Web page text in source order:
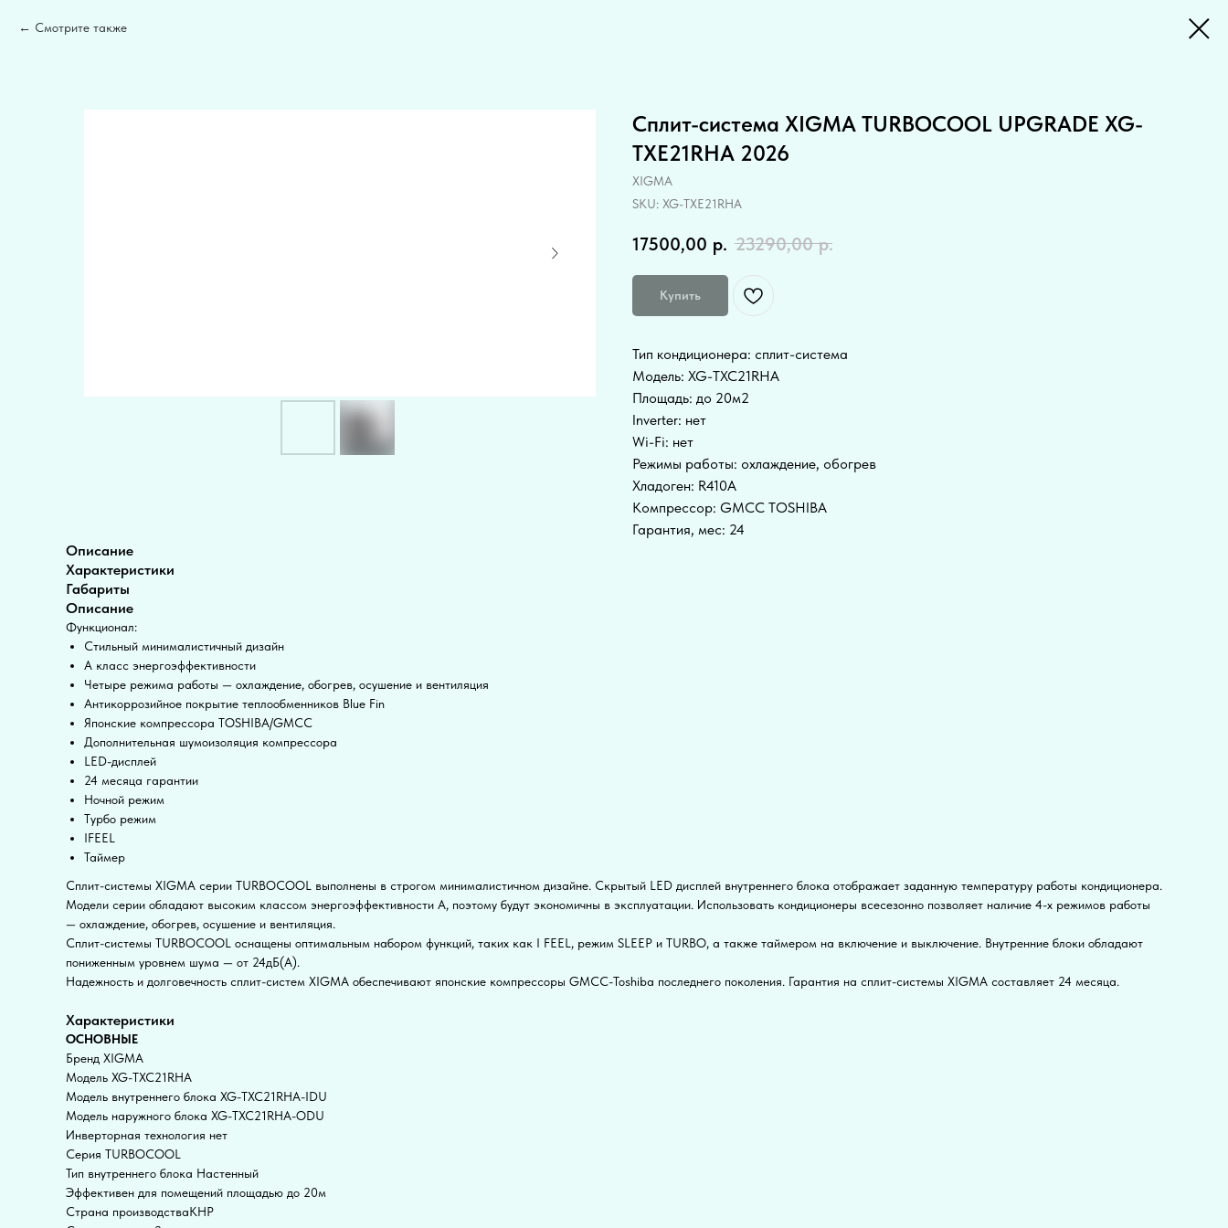
Смотрите также
Сплит-система XIGMA TURBOCOOL UPGRADE XG-
TXE21RHA 2026
XIGMA
SKU: XG-TXE21RHA
17500,00 р. 23290,00 р.
Купить
Тип кондиционера: сплит-система
Модель: XG-TXC21RHA
Площадь: до 20м2
Inverter: нет
Wi-Fi: нет
Режимы работы: охлаждение, обогрев
Хладоген: R410A
Компрессор: GMCC TOSHIBA
Гарантия, мес: 24
Описание
Характеристики
Габариты
Описание
Функционал:
Стильный минималистичный дизайн
А класс энергоэффективности
Четыре режима работы — охлаждение, обогрев, осушение и вентиляция
Антикоррозийное покрытие теплообменников Blue Fin
Японские компрессора TOSHIBA/GMCC
Дополнительная шумоизоляция компрессора
LED-дисплей
24 месяца гарантии
Ночной режим
Турбо режим
IFEEL
Таймер
Сплит-системы XIGMA серии TURBOCOOL выполнены в строгом минималистичном дизайне. Скрытый LED дисплей внутреннего блока отображает заданную температуру работы кондиционера.
Модели серии обладают высоким классом энергоэффективности А, поэтому будут экономичны в эксплуатации. Использовать кондиционеры всесезонно позволяет наличие 4-х режимов работы
— охлаждение, обогрев, осушение и вентиляция.
Сплит-системы TURBOCOOL оснащены оптимальным набором функций, таких как I FEEL, режим SLEEP и TURBO, а также таймером на включение и выключение. Внутренние блоки обладают
пониженным уровнем шума — от 24дБ(А).
Надежность и долговечность сплит-систем XIGMA обеспечивают японские компрессоры GMCC-Toshiba последнего поколения. Гарантия на сплит-системы XIGMA составляет 24 месяца.
Характеристики
ОСНОВНЫЕ
Бренд XIGMA
Модель XG-TXC21RHA
Модель внутреннего блока XG-TXC21RHA-IDU
Модель наружного блока XG-TXC21RHA-ODU
Инверторная технология нет
Серия TURBOCOOL
Тип внутреннего блока Настенный
Эффективен для помещений площадью до 20м
Страна производстваКНР